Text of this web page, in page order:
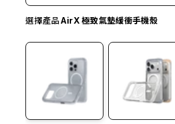
選擇產品AirX 極致氣墊緩衝手機殼